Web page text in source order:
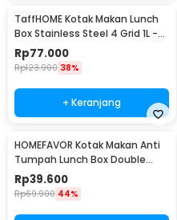
TaffHOME Kotak Makan Lunch
Box Stainless Steel 4 Grid 1L -
LB0919
Rp77.000
Rp123.900 38%
+ Keranjang
HOMEFAVOR Kotak Makan Anti
Tumpah Lunch Box Double
Layer 3 Grid 1.2L - HF225
Rp39.600
Rp69.900 44%